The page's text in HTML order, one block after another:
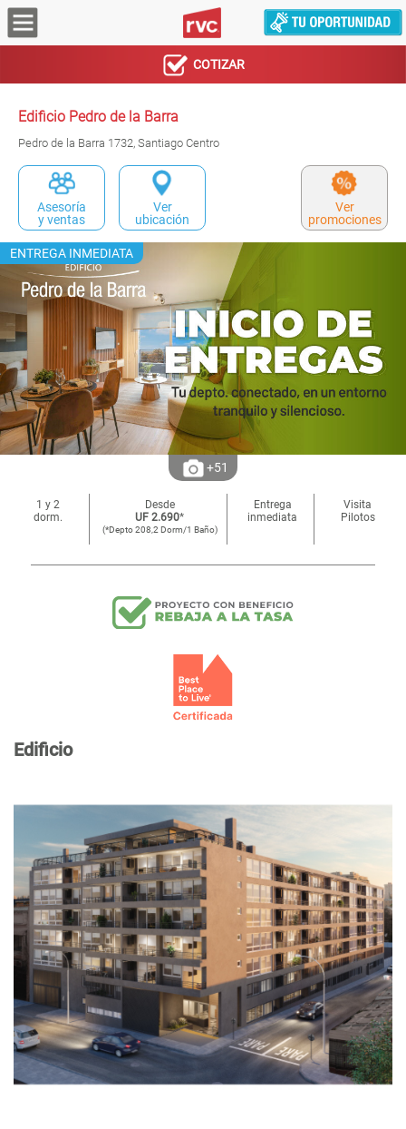
COTIZAR
Edificio Pedro de la Barra
Pedro de la Barra 1732, Santiago Centro
Asesoría
y ventas
Ver
ubicación
Ver
promociones
ENTREGA INMEDIATA
+51
1 y 2
dorm.
Desde
UF 2.690*
(*Depto 208,2 Dorm/1 Baño)
Entrega
inmediata
Visita
Pilotos
Edificio